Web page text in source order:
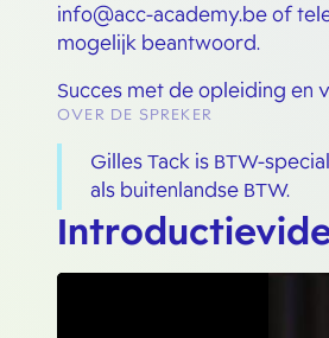
info@acc-academy.be of
mogelijk beantwoord.
Succes met de opleiding en
OVER DE SPREKER
Gilles Tack is BTW-
als buitenlandse BTW.